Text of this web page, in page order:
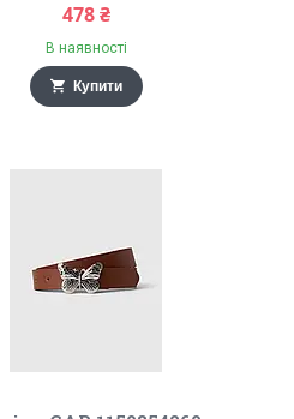
478 ₴
В наявності
Купити